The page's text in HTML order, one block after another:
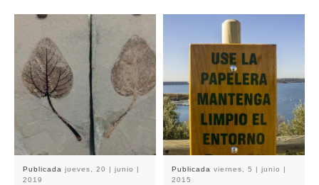
Publicada jueves, 20 | junio |
2019
Publicada viernes, 5 | junio |
2015